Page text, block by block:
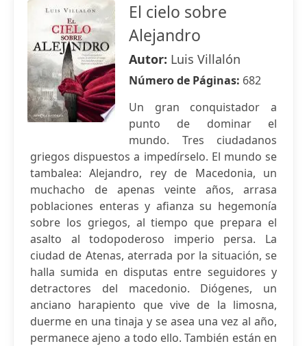
El cielo sobre
Alejandro
Autor: Luis Villalón
Número de Páginas: 682
Un gran conquistador a
punto de dominar el
mundo. Tres ciudadanos
griegos dispuestos a impedírselo. El mundo se
tambalea: Alejandro, rey de Macedonia, un
muchacho de apenas veinte años, arrasa
poblaciones enteras y afianza su hegemonía
sobre los griegos, al tiempo que prepara el
asalto al todopoderoso imperio persa. La
ciudad de Atenas, aterrada por la situación, se
halla sumida en disputas entre seguidores y
detractores del macedonio. Diógenes, un
anciano harapiento que vive de la limosna,
duerme en una tinaja y se asea una vez al año,
permanece ajeno a todo ello. También están en